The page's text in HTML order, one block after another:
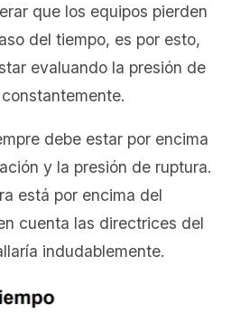
que los equipos pierden
del tiempo, es por esto,
evaluando la presión de
debe estar por encima
y la presión de ruptura.
está por encima del
cuenta las directrices del
indudablemente.